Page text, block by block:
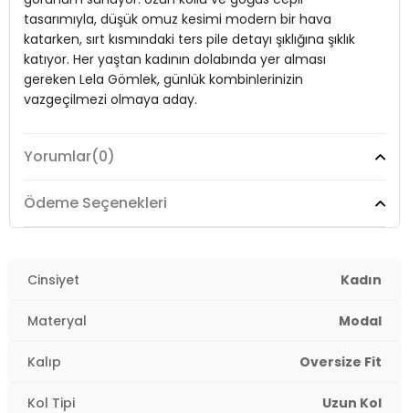
Cep:Göğüs Cepli
Kumaş Tipi:Dokuma
Boy: Standart
Manken Bedeni: Boy: 1.65 cm / Göğüs : 80 cm / Bel : 66 cm / Kalça
Yaş Grubu: Yetişkin
Detaylar:
Düşük omuzlar, Sırt kısmında ters pile
2DY6834612.12
tasarımıyla, düşük omuz kesimi modern bir hava
katarken, sırt kısmındaki ters pile detayı şıklığına şıklık
katıyor. Her yaştan kadının dolabında yer alması
gereken Lela Gömlek, günlük kombinlerinizin
vazgeçilmezi olmaya aday.
Model:Gömlek
Giyim Tarzı:Günlük/Casual
Yaka Tipi:
Kapama Şekli:
Kol Tipi:
Cep:Göğüs Cepli
Yorumlar(0)
Ödeme Seçenekleri
Cinsiyet Kadın
Materyal Modal
Kalıp Oversize Fit
Kol Tipi Uzun Kol